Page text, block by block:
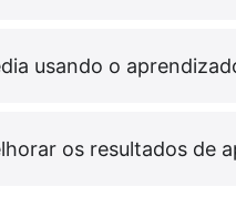
usando o
os resultados de